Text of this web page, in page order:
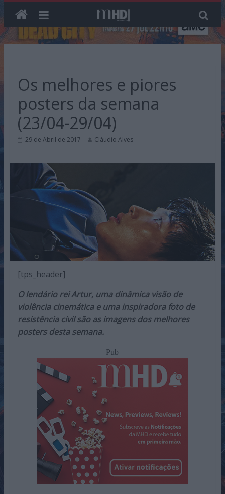
Os melhores e piores
posters da semana
(23/04-29/04)
29 de Abril de 2017 Cláudio Alves
[tps_header]
O lendário rei Artur, uma dinâmica visão de
violência cinemática e uma inspiradora foto de
resistência civil são as imagens dos melhores
posters desta semana.
Pub